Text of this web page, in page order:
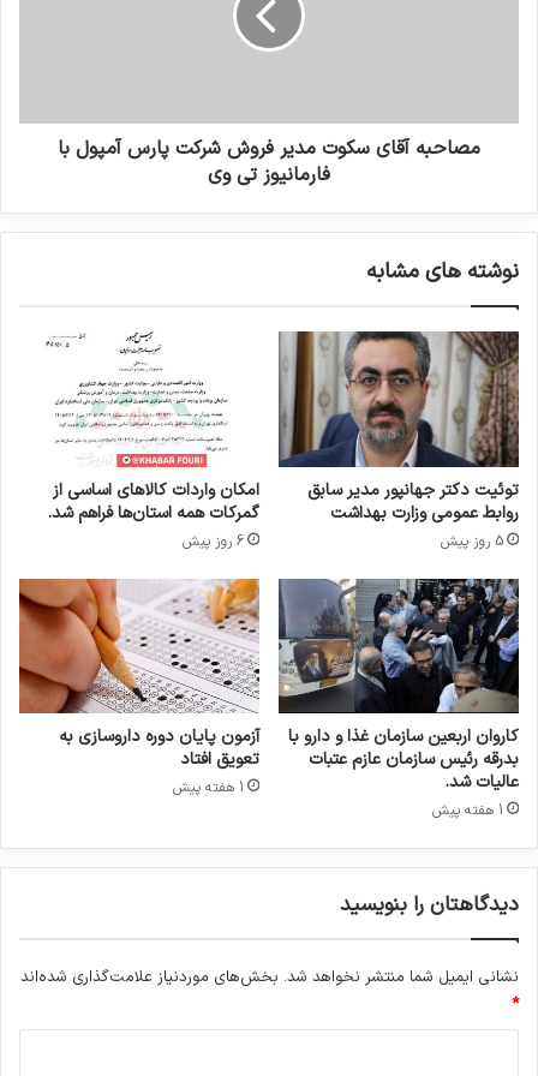
و
ر
ه
ت
و
و
ر
ب
ا
م
ه
ن
س
ف
ر
م
ز
ا
خ
ت
ا
ع
ی
ا
م
ر
ف
ر
و
ش
ش
ر
ک
ت
پ
ا
ر
س
م
پ
و
ل
ب
ف
ر
ن
ی
و
مصاحبه آقای سکوت مدیر فروش شرکت پارس آمپول با
فارمانیوز تی وی
نوشته های مشابه
توئیت دکتر جهانپور مدیر سابق
روابط عمومی وزارت بهداشت
5 روز پیش
امکان واردات کالاهای اساسی از
گمرکات همه استان‌ها فراهم شد.
6 روز پیش
کاروان اربعین سازمان غذا و دارو با
بدرقه رئیس سازمان عازم عتبات
عالیات شد.
1 هفته پیش
آزمون پایان دوره داروسازی به
تعویق افتاد
1 هفته پیش
دیدگاهتان را بنویسید
نشانی ایمیل شما منتشر نخواهد شد. بخش‌های موردنیاز علامت‌گذاری شده‌اند
*